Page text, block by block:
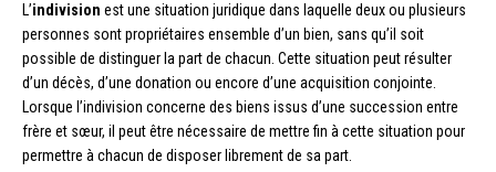
L’indivision est une situation juridique dans laquelle deux ou plusieurs
personnes sont propriétaires ensemble d’un bien, sans qu’il soit
possible de distinguer la part de chacun. Cette situation peut résulter
d’un décès, d’une donation ou encore d’une acquisition conjointe.
Lorsque l’indivision concerne des biens issus d’une succession entre
frère et sœur, il peut être nécessaire de mettre fin à cette situation pour
permettre à chacun de disposer librement de sa part.